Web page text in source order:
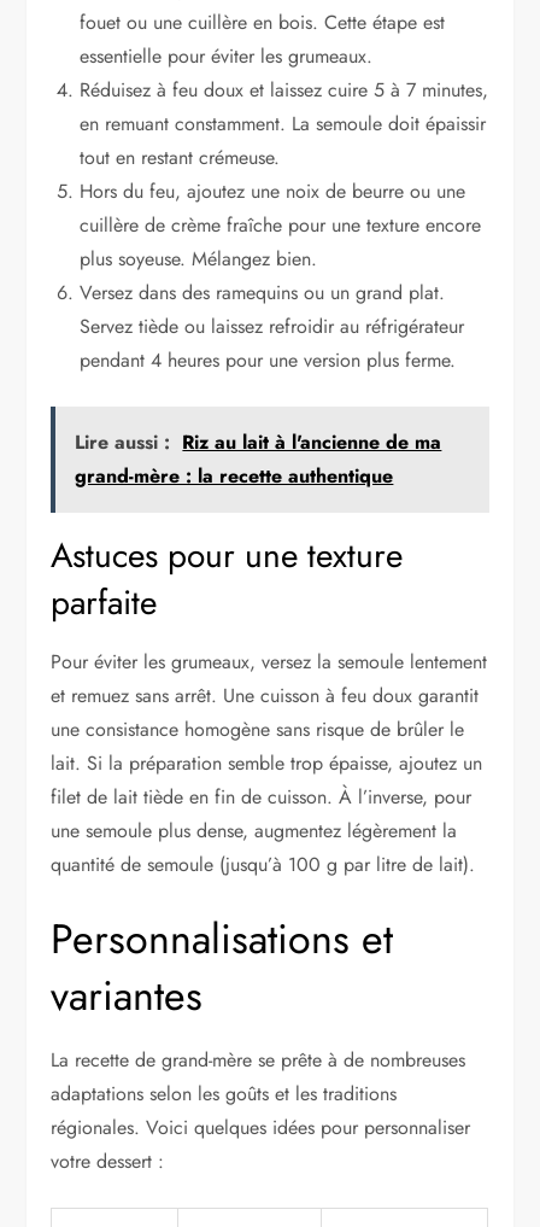
fouet ou une cuillère en bois. Cette étape est
essentielle pour éviter les grumeaux.
Réduisez à feu doux et laissez cuire 5 à 7 minutes,
en remuant constamment. La semoule doit épaissir
tout en restant crémeuse.
Hors du feu, ajoutez une noix de beurre ou une
cuillère de crème fraîche pour une texture encore
plus soyeuse. Mélangez bien.
Versez dans des ramequins ou un grand plat.
Servez tiède ou laissez refroidir au réfrigérateur
pendant 4 heures pour une version plus ferme.
Lire aussi : Riz au lait à l'ancienne de ma
grand-mère : la recette authentique
Astuces pour une texture
parfaite
Pour éviter les grumeaux, versez la semoule lentement
et remuez sans arrêt. Une cuisson à feu doux garantit
une consistance homogène sans risque de brûler le
lait. Si la préparation semble trop épaisse, ajoutez un
filet de lait tiède en fin de cuisson. À l’inverse, pour
une semoule plus dense, augmentez légèrement la
quantité de semoule (jusqu’à 100 g par litre de lait).
Personnalisations et
variantes
La recette de grand-mère se prête à de nombreuses
adaptations selon les goûts et les traditions
régionales. Voici quelques idées pour personnaliser
votre dessert :